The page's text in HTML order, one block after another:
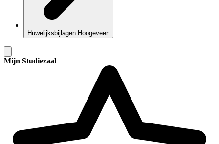
Huwelijksbijlagen Hoogeveen
Mijn Studiezaal